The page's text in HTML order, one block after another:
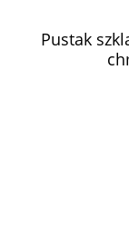
Pustak